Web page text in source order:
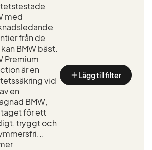
+50
km
(Plats)
(Tillverkare)
med
från de
BMW bäst.
Premium
är en
vid
en
BMW,
för ett
tryggt och
Lägg till filter